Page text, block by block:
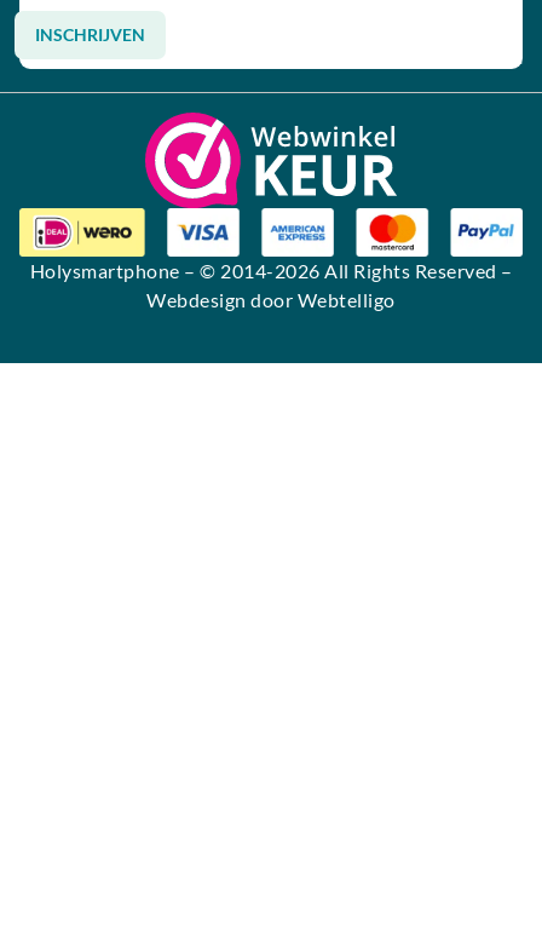
INSCHRIJVEN
Alternative:
Holysmartphone – © 2014-2026 All Rights Reserved –
Webdesign door Webtelligo